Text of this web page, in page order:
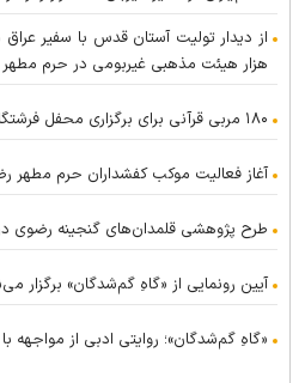
هزار هیئت مذهبی غیربومی در حرم مطهر
۱۸۰ مربی قرآنی برای برگزاری محفل فرشتگان مقاومت آماده شدند
آغاز فعالیت موکب کفشداران حرم مطهر
طرح پژوهشی قلمدان‌های گنجینه رضوی
آیین رونمایی از «گاهِ گم‌شدگان» برگزار
«گاهِ گم‌شدگان»؛ روایتی ادبی از مواجهه